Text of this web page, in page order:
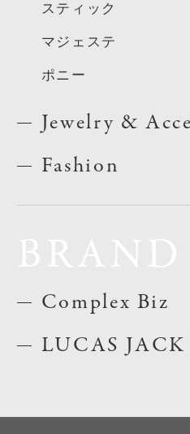
スティック
マジェステ
ポニー
Jewelry &
Fashion
Complex Biz
LUCAS JACK